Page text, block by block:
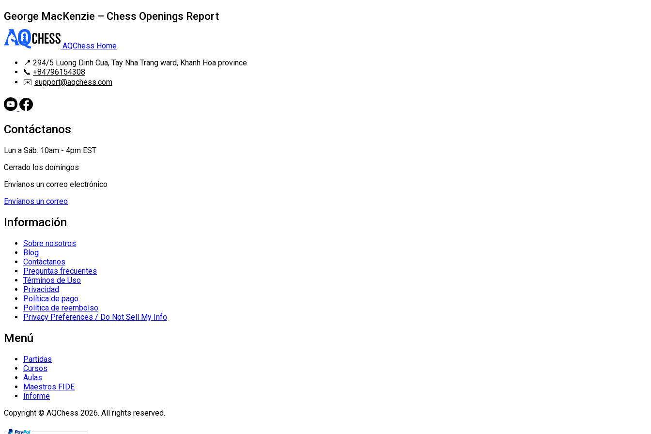
George MacKenzie – Chess Openings Report
AQChess Home
📍 294/5 Luong Dinh Cua, Tay Nha Trang ward, Khanh Hoa province
📞 +84796154308
✉️ support@aqchess.com
Contáctanos
Lun a Sáb: 10am - 4pm EST
Cerrado los domingos
Envíanos un correo electrónico
Envíanos un correo
Información
Sobre nosotros
Blog
Contáctanos
Preguntas frecuentes
Términos de Uso
Privacidad
Política de pago
Política de reembolso
Privacy Preferences / Do Not Sell My Info
Menú
Partidas
Cursos
Aulas
Maestros FIDE
Informe
Copyright © AQChess 2026. All rights reserved.